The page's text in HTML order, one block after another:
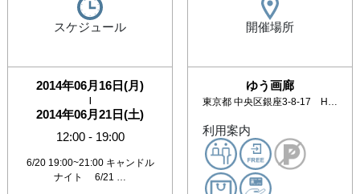
スケジュール
2014年06月16日(月)
|
2014年06月21日(土)
12:00- 19:00
6/20 19:00~21:00 キャンドル
ナイト 6/21 …
開催場所
ゆう画廊
東京都 中央区銀座3-8-17 HOYUビル5・6階 松屋裏2本目通り(1F和食：菊正)
利用案内